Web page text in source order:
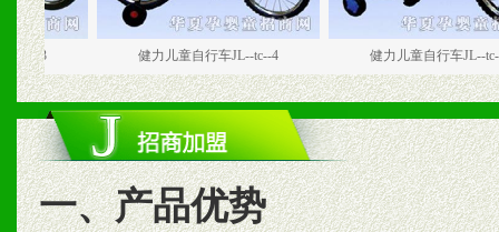
健力儿童自行车JL--tc--4 健力儿童自行车JL--tc--5
一、产品优势